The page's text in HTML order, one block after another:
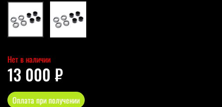
Нет в наличии
13 000 ₽
Оплата при получении